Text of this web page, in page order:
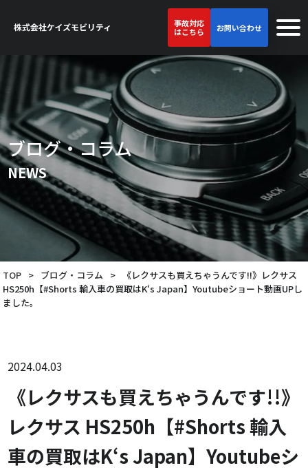
事故対応
はこちら
お問い合わせ
ブログ・コラム
NEWS
TOP > ブログ・コラム >
《レクサスも買えちゃうんです!!》レクサス
HS250h【#Shorts 輸入車の買取はK‘s Japan】Youtubeショート動画UPし
ました。
2024.04.03
《レクサスも買えちゃうんです!!》
レクサス HS250h【#Shorts 輸入
車の買取はK‘s Japan】Youtubeシ